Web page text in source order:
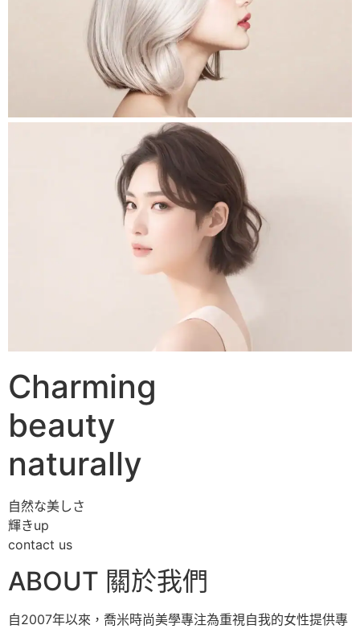
Charming
beauty
naturally
自然な美しさ
輝きup
contact us
ABOUT 關於我們
自2007年以來，喬米時尚美學專注為重視自我的女性提供專